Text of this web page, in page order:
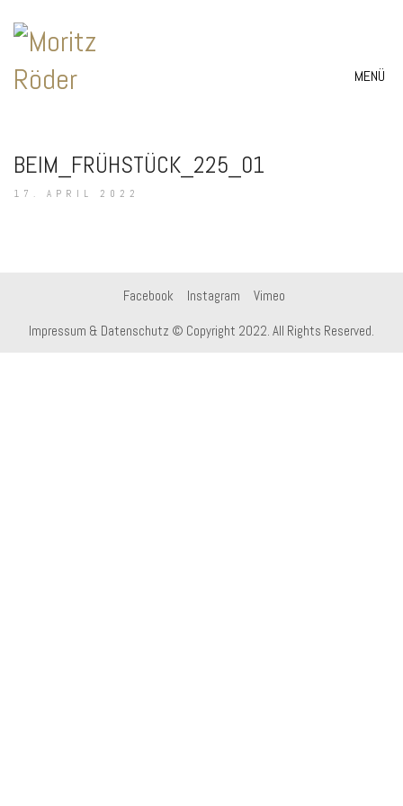
MENÜ
BEIM_FRÜHSTÜCK_225_01
17. APRIL 2022
Facebook Instagram Vimeo
Impressum & Datenschutz © Copyright 2022. All Rights Reserved.